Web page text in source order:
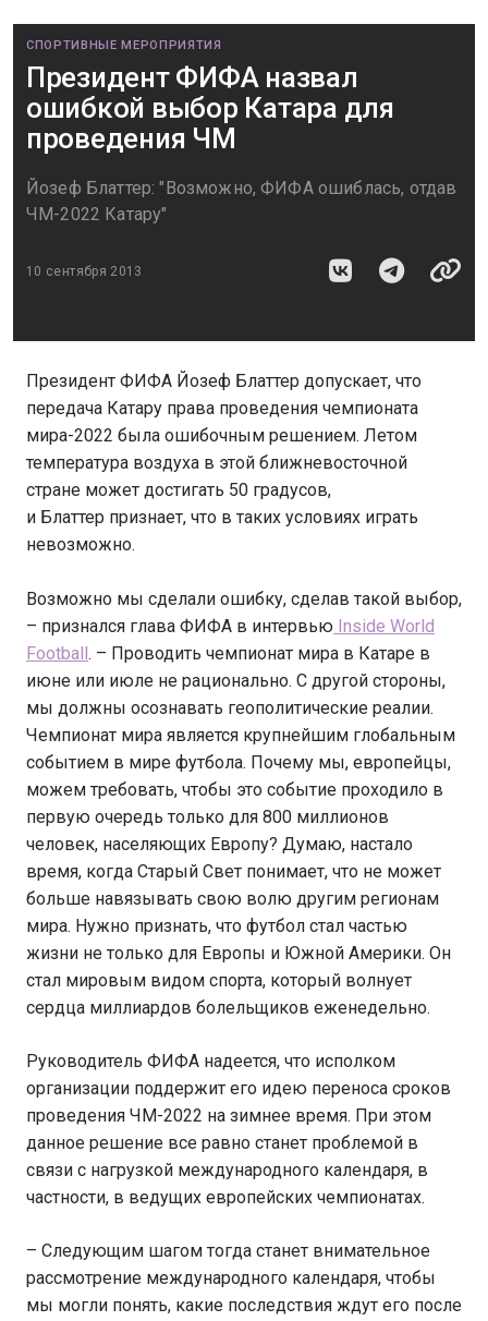
СПОРТИВНЫЕ МЕРОПРИЯТИЯ
Президент ФИФА назвал
ошибкой выбор Катара для
проведения ЧМ
Йозеф Блаттер: "Возможно, ФИФА ошиблась, отдав
ЧМ-2022 Катару"
10 сентября 2013
Президент ФИФА Йозеф Блаттер допускает, что
передача Катару права проведения чемпионата
мира-2022 была ошибочным решением. Летом
температура воздуха в этой ближневосточной
стране может достигать 50 градусов,
и Блаттер признает, что в таких условиях играть
невозможно.
Возможно мы сделали ошибку, сделав такой выбор,
– признался глава ФИФА в интервью Inside World
Football. – Проводить чемпионат мира в Катаре в
июне или июле не рационально. С другой стороны,
мы должны осознавать геополитические реалии.
Чемпионат мира является крупнейшим глобальным
событием в мире футбола. Почему мы, европейцы,
можем требовать, чтобы это событие проходило в
первую очередь только для 800 миллионов
человек, населяющих Европу? Думаю, настало
время, когда Старый Свет понимает, что не может
больше навязывать свою волю другим регионам
мира. Нужно признать, что футбол стал частью
жизни не только для Европы и Южной Америки. Он
стал мировым видом спорта, который волнует
сердца миллиардов болельщиков еженедельно.
Руководитель ФИФА надеется, что исполком
организации поддержит его идею переноса сроков
проведения ЧМ-2022 на зимнее время. При этом
данное решение все равно станет проблемой в
связи с нагрузкой международного календаря, в
частности, в ведущих европейских чемпионатах.
– Следующим шагом тогда станет внимательное
рассмотрение международного календаря, чтобы
мы могли понять, какие последствия ждут его после